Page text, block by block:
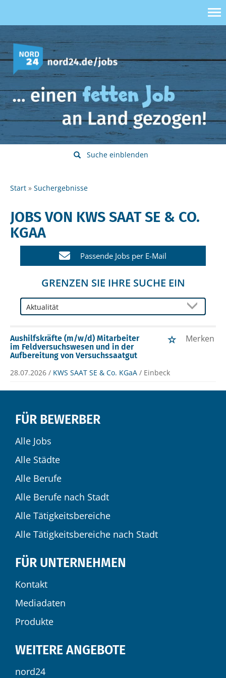
Suche einblenden
Start Suchergebnisse
JOBS VON KWS SAAT SE & CO.
KGAA
Passende Jobs per E-Mail
GRENZEN SIE IHRE SUCHE EIN
Aushilfskräfte (m/w/d) Mitarbeiter
im Feldversuchswesen und in der
Aufbereitung von Versuchssaatgut
Merken
28.07.2026 / KWS SAAT SE & Co. KGaA / Einbeck
FÜR BEWERBER
Alle Jobs
Alle Städte
Alle Berufe
Alle Berufe nach Stadt
Alle Tätigkeitsbereiche
Alle Tätigkeitsbereiche nach Stadt
FÜR UNTERNEHMEN
Kontakt
Mediadaten
Produkte
WEITERE ANGEBOTE
nord24